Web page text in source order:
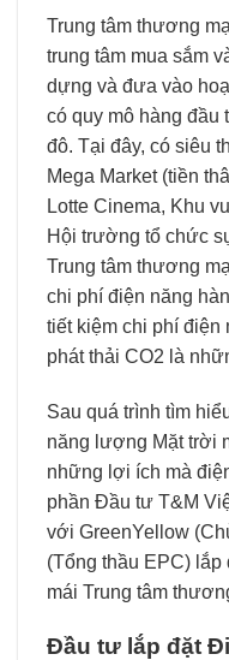
Trung tâm thương
trung tâm mua sắm
dựng và đưa vào
có quy mô hàng đầu
đô. Tại đây, có siêu
Mega Market (tiền
Lotte Cinema, Khu
Hội trường tổ chức
Trung tâm thương
chi phí điện năng
tiết kiệm chi phí điện
phát thải CO2 là
Sau quá trình tìm
năng lượng Mặt trời
những lợi ích mà
phần Đầu tư T&M
với GreenYellow
(Tổng thầu EPC)
mái Trung tâm
Đầu tư lắp đặt